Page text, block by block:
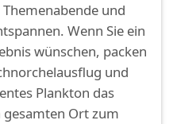
und
Wenn Sie ein
wünschen, packen
und
Plankton das
Ort zum